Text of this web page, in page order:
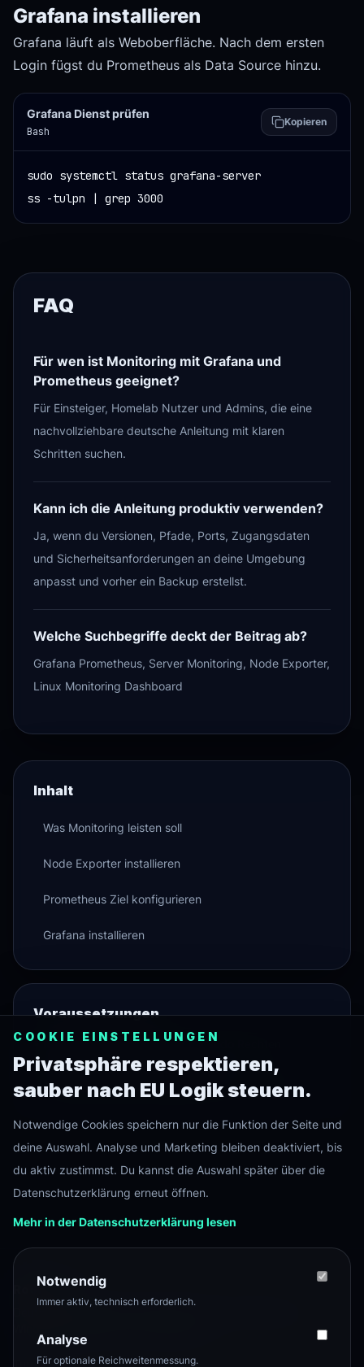
Grafana installieren
Grafana läuft als Weboberfläche. Nach dem ersten
Login fügst du Prometheus als Data Source hinzu.
Grafana Dienst prüfen
Bash
Kopieren
sudo systemctl status grafana-server
ss -tulpn | grep 3000
FAQ
Für wen ist Monitoring mit Grafana und
Prometheus geeignet?
Für Einsteiger, Homelab Nutzer und Admins, die eine
nachvollziehbare deutsche Anleitung mit klaren
Schritten suchen.
Kann ich die Anleitung produktiv verwenden?
Ja, wenn du Versionen, Pfade, Ports, Zugangsdaten
und Sicherheitsanforderungen an deine Umgebung
anpasst und vorher ein Backup erstellst.
Welche Suchbegriffe deckt der Beitrag ab?
Grafana Prometheus, Server Monitoring, Node Exporter,
Linux Monitoring Dashboard
Inhalt
Was Monitoring leisten soll
Node Exporter installieren
Prometheus Ziel konfigurieren
Grafana installieren
Voraussetzungen
•Root Zugriff oder Benutzer mit sudo Rechten
•Aktuelles Backup oder Testsystem
•SSH Zugriff und grundlegende Linux Kenntnisse
RootLevel
Tutorials
COOKIE EINSTELLUNGEN
Privatsphäre respektieren,
sauber nach EU Logik steuern.
Notwendige Cookies speichern nur die Funktion der Seite und
deine Auswahl. Analyse und Marketing bleiben deaktiviert, bis
du aktiv zustimmst. Du kannst die Auswahl später über die
Datenschutzerklärung erneut öffnen.
Mehr in der Datenschutzerklärung lesen
Notwendig
Immer aktiv, technisch erforderlich.
Analyse
Für optionale Reichweitenmessung.